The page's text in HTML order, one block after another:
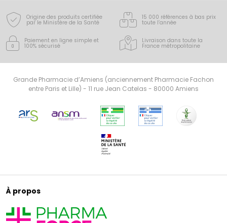
Origine des produits certifiée
par le Ministère de la Santé
15 000 références à bas prix
toute l’année
Paiement en ligne simple et
100% sécurisé
Livraison dans toute la
France métropolitaine
Grande Pharmacie d’Amiens (anciennement Pharmacie Fachon
entre Paris et Lille) - 11 rue Jean Catelas - 80000 Amiens
À propos